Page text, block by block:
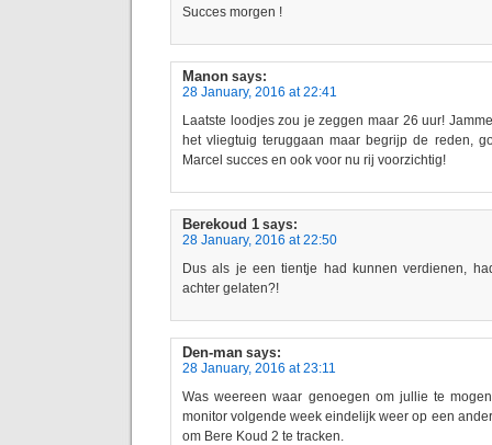
Succes morgen !
Manon says:
28 January, 2016 at 22:41
Laatste loodjes zou je zeggen maar 26 uur!
het vliegtuig teruggaan maar begrijp de reden,
Marcel succes en ook voor nu rij voorzichtig!
Berekoud 1 says:
28 January, 2016 at 22:50
Dus als je een tientje had kunnen verdienen,
achter gelaten?!
Den-man says:
28 January, 2016 at 23:11
Was weereen waar genoegen om jullie te
monitor volgende week eindelijk weer op een
om Bere Koud 2 te tracken.